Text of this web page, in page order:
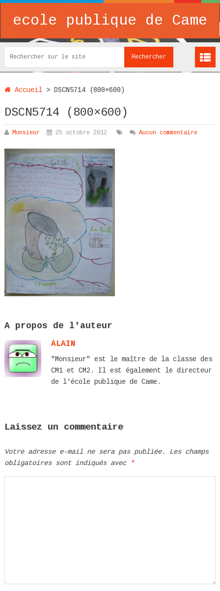
ecole publique de Came
Accueil> DSCN5714 (800×600)
DSCN5714 (800×600)
Monsieur 25 octobre 2012 Aucun commentaire
A propos de l'auteur
ALAIN
"Monsieur" est le maître de la classe des
CM1 et CM2. Il est également le directeur
de l'école publique de Came.
Laissez un commentaire
Votre adresse e-mail ne sera pas publiée.
Les champs
obligatoires sont indiqués avec
*